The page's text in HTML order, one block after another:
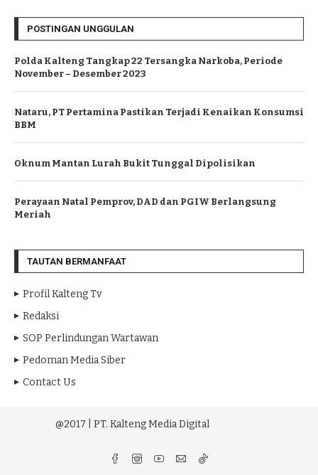
POSTINGAN UNGGULAN
Polda Kalteng Tangkap 22 Tersangka Narkoba, Periode
November – Desember 2023
Nataru, PT Pertamina Pastikan Terjadi Kenaikan Konsumsi
BBM
Oknum Mantan Lurah Bukit Tunggal Dipolisikan
Perayaan Natal Pemprov, DAD dan PGIW Berlangsung
Meriah
TAUTAN BERMANFAAT
Profil Kalteng Tv
Redaksi
SOP Perlindungan Wartawan
Pedoman Media Siber
Contact Us
@2017 | PT. Kalteng Media Digital